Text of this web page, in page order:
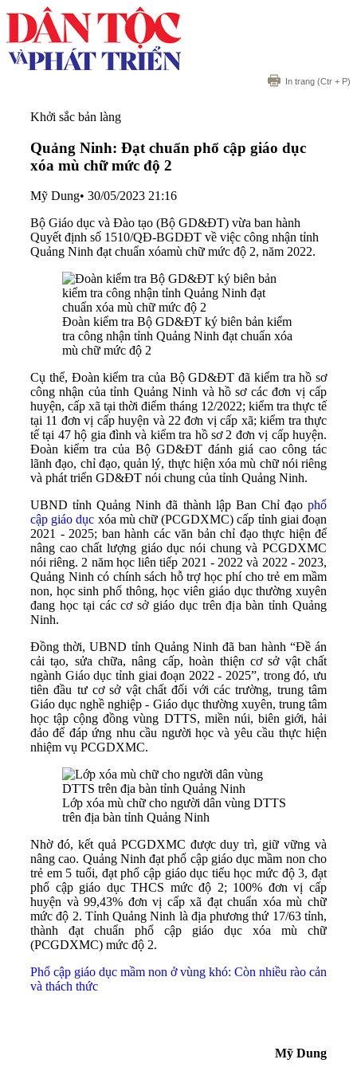
In trang (Ctr + P)
Khởi sắc bản làng
Quảng Ninh: Đạt chuẩn phổ cập giáo dục
xóa mù chữ mức độ 2
Mỹ Dung• 30/05/2023 21:16
Bộ Giáo dục và Đào tạo (Bộ GD&ĐT) vừa ban hành
Quyết định số 1510/QĐ-BGDĐT về việc công nhận tỉnh
Quảng Ninh đạt chuẩn xóamù chữ mức độ 2, năm 2022.
Đoàn kiểm tra Bộ GD&ĐT ký biên bản kiểm
tra công nhận tỉnh Quảng Ninh đạt chuẩn xóa
mù chữ mức độ 2
Cụ thể, Đoàn kiểm tra của Bộ GD&ĐT đã kiểm tra hồ sơ
công nhận của tỉnh Quảng Ninh và hồ sơ các đơn vị cấp
huyện, cấp xã tại thời điểm tháng 12/2022; kiểm tra thực tế
tại 11 đơn vị cấp huyện và 22 đơn vị cấp xã; kiểm tra thực
tế tại 47 hộ gia đình và kiểm tra hồ sơ 2 đơn vị cấp huyện.
Đoàn kiểm tra của Bộ GD&ĐT đánh giá cao công tác
lãnh đạo, chỉ đạo, quản lý, thực hiện xóa mù chữ nói riêng
và phát triển GD&ĐT nói chung của tỉnh Quảng Ninh.
UBND tỉnh Quảng Ninh đã thành lập Ban Chỉ đạo phổ
cập giáo dục xóa mù chữ (PCGDXMC) cấp tỉnh giai đoạn
2021 - 2025; ban hành các văn bản chỉ đạo thực hiện để
nâng cao chất lượng giáo dục nói chung và PCGDXMC
nói riêng. 2 năm học liên tiếp 2021 - 2022 và 2022 - 2023,
Quảng Ninh có chính sách hỗ trợ học phí cho trẻ em mầm
non, học sinh phổ thông, học viên giáo dục thường xuyên
đang học tại các cơ sở giáo dục trên địa bàn tỉnh Quảng
Ninh.
Đồng thời, UBND tỉnh Quảng Ninh đã ban hành “Đề án
cải tạo, sửa chữa, nâng cấp, hoàn thiện cơ sở vật chất
ngành Giáo dục tỉnh giai đoạn 2022 - 2025”, trong đó, ưu
tiên đầu tư cơ sở vật chất đối với các trường, trung tâm
Giáo dục nghề nghiệp - Giáo dục thường xuyên, trung tâm
học tập cộng đồng vùng DTTS, miền núi, biên giới, hải
đảo để đáp ứng nhu cầu người học và yêu cầu thực hiện
nhiệm vụ PCGDXMC.
Lớp xóa mù chữ cho người dân vùng DTTS
trên địa bàn tỉnh Quảng Ninh
Nhờ đó, kết quả PCGDXMC được duy trì, giữ vững và
nâng cao. Quảng Ninh đạt phổ cập giáo dục mầm non cho
trẻ em 5 tuổi, đạt phổ cập giáo dục tiểu học mức độ 3, đạt
phổ cập giáo dục THCS mức độ 2; 100% đơn vị cấp
huyện và 99,43% đơn vị cấp xã đạt chuẩn xóa mù chữ
mức độ 2. Tỉnh Quảng Ninh là địa phương thứ 17/63 tỉnh,
thành đạt chuẩn phổ cập giáo dục xóa mù chữ
(PCGDXMC) mức độ 2.
Phổ cập giáo dục mầm non ở vùng khó: Còn nhiều rào cản
và thách thức
Mỹ Dung